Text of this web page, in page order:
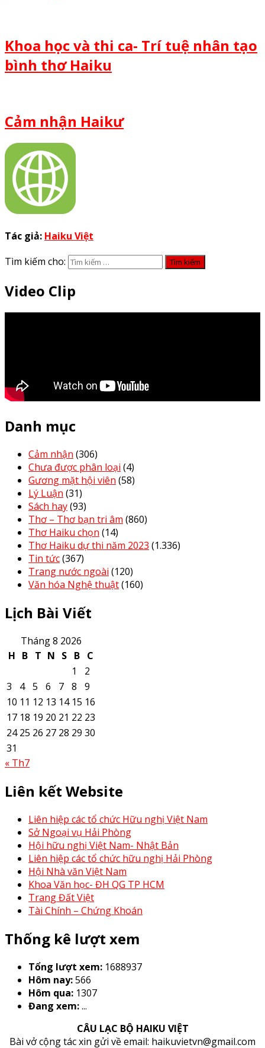
Khoa học và thi ca- Trí tuệ nhân tạo
bình thơ Haiku
Cảm nhận Haikư
Tác giả: Haiku Việt
Tìm kiếm cho:
Video Clip
Danh mục
Cảm nhận (306)
Chưa được phân loại (4)
Gương mặt hội viên (58)
Lý Luận (31)
Sách hay(93)
Thơ – Thơ bạn tri âm (860)
Thơ Haiku chọn (14)
Thơ Haiku dự thi năm 2023 (1.336)
Tin tức(367)
Trang nước ngoài (120)
Văn hóa Nghệ thuật(160)
Lịch Bài Viết
Tháng 8 2026
H B T N S B C
1
2
3
4 5 6 7 8
9
10 11 12 13 14 15 16
17 18 19 20 21 22 23
24 25 26 27 28 29 30
31
« Th7
Liên kết Website
Liên hiệp các tổ chức Hữu nghị Việt Nam
Sở Ngoại vụ Hải Phòng
Hội hữu nghị Việt Nam- Nhật Bản
Liên hiệp các tổ chức hữu nghị Hải Phòng
Hội Nhà văn Việt Nam
Khoa Văn học- ĐH QG TP HCM
Trang Đất Việt
Tài Chính – Chứng Khoán
Thống kê lượt xem
Tổng lượt xem: 1688937
Hôm nay:566
Hôm qua: 1307
Đang xem:...
CÂU LẠC BỘ HAIKU VIỆT
Bài vở cộng tác xin gửi về email: haikuvietvn@gmail.com